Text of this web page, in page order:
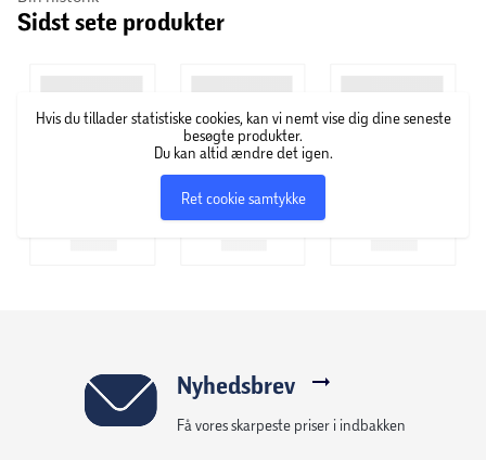
frugtsaft i deres gels for at opnå en mere frisk smag.
Sidst sete produkter
Hvis du tillader statistiske cookies, kan vi nemt vise dig dine seneste
besøgte produkter.
Du kan altid ændre det igen.
Ret cookie samtykke
Nyhedsbrev
Få vores skarpeste priser i indbakken